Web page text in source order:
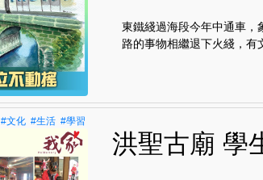
東鐵綫過海段今年中通車，
路的事物相繼退下火綫，有
#文化 #生活 #學習
洪聖古廟 學